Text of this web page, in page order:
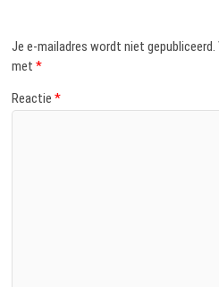
Je e-mailadres wordt niet gepubliceerd.
met*
Reactie*